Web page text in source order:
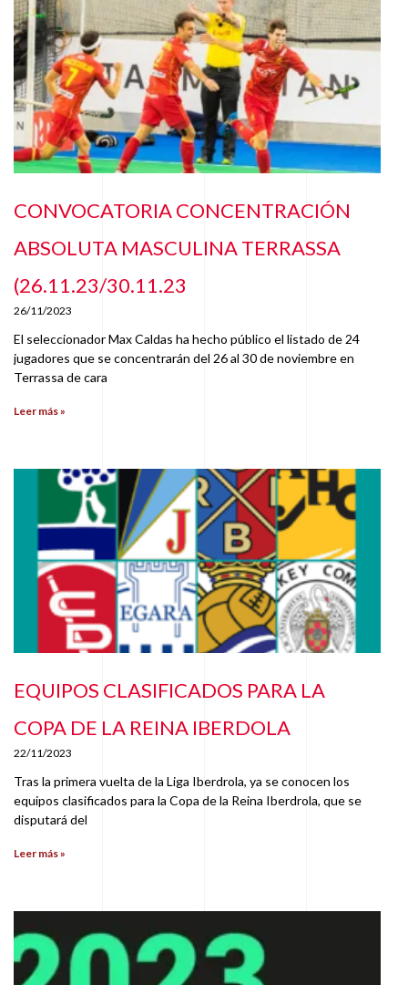
CONVOCATORIA CONCENTRACIÓN
ABSOLUTA MASCULINA TERRASSA
(26.11.23/30.11.23
26/11/2023
El seleccionador Max Caldas ha hecho público el listado de 24
jugadores que se concentrarán del 26 al 30 de noviembre en
Terrassa de cara
Leer más »
EQUIPOS CLASIFICADOS PARA LA
COPA DE LA REINA IBERDOLA
22/11/2023
Tras la primera vuelta de la Liga Iberdrola, ya se conocen los
equipos clasificados para la Copa de la Reina Iberdrola, que se
disputará del
Leer más »